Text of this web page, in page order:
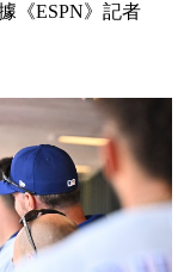
《ESPN》記者